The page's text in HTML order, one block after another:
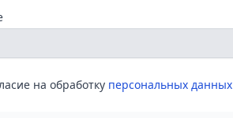
на обработку персональных данных